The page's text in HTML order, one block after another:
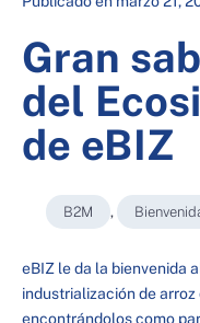
Gran
del
de eBIZ
B2M ,
eBIZ le da la bienvenida
industrialización de
encontrándolos como